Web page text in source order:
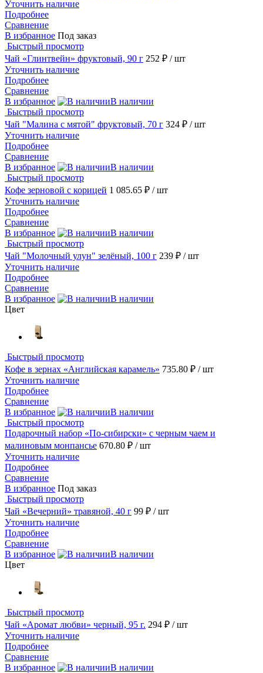
Уточнить наличие
Подробнее
Сравнение
В избранное Под заказ
Быстрый просмотр
Чай «Глинтвейн» фруктовый, 90 г 252 ₽ / шт
Уточнить наличие
Подробнее
Сравнение
В избранное
В наличии
Быстрый просмотр
Чай "Малина с мятой" фруктовый, 70 г 324 ₽ / шт
Уточнить наличие
Подробнее
Сравнение
В избранное
В наличии
Быстрый просмотр
Кофе зерновой с корицей 1 085.65 ₽ / шт
Уточнить наличие
Подробнее
Сравнение
В избранное
В наличии
Быстрый просмотр
Чай "Молочный улун" зелёный, 100 г 239 ₽ / шт
Уточнить наличие
Подробнее
Сравнение
В избранное
В наличии
Цвет
Быстрый просмотр
Кофе в зернах «Английская карамель» 735.80 ₽ / шт
Уточнить наличие
Подробнее
Сравнение
В избранное
В наличии
Быстрый просмотр
Подарочный набор «По-сибирски» с черным чаем и
малиновым монпансье 670.80 ₽ / шт
Уточнить наличие
Подробнее
Сравнение
В избранное Под заказ
Быстрый просмотр
Чай «Вечерний» травяной, 40 г 99 ₽ / шт
Уточнить наличие
Подробнее
Сравнение
В избранное
В наличии
Цвет
Быстрый просмотр
Чай «Аромат любви» черный, 95 г. 294 ₽ / шт
Уточнить наличие
Подробнее
Сравнение
В избранное
В наличии